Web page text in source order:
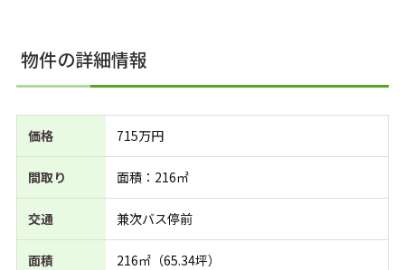
物件の詳細情報
価格 715万円
間取り 面積：216㎡
交通 兼次バス停前
面積 216㎡（65.34坪）